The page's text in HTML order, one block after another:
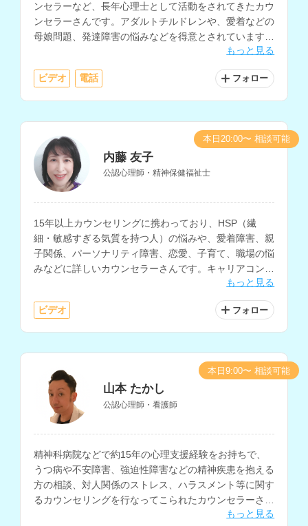
ンセラーなど、長年心理士として活動をされてきたカウ
ンセラーさんです。アダルトチルドレンや、愛着などの
母娘問題、発達障害の悩みなどを得意とされています。
講師経験もお持ちで心理学についての知識も深く、様々
もっと見る
ビデオ 電話 フォロー
内藤 友子
公認心理師・精神保健福祉士
15年以上カウンセリングに携わっており、HSP（繊
細・敏感すぎる気質を持つ人）の悩みや、愛着障害、親
子関係、パーソナリティ障害、恋愛、子育て、職場の悩
みなどに詳しいカウンセラーさんです。キャリアコンサ
ルタントの指導者資格もお持ちで、職場における人間関
係の悩みや、キャリアに関する相談をお持ちの方にもお
すすめです。
もっと見る
ビデオ フォロー
本日20:00〜 相談可能
山本 たかし
公認心理師・看護師
精神科病院などで約15年の心理支援経験をお持ちで、
うつ病や不安障害、強迫性障害などの精神疾患を抱える
方の相談、対人関係のストレス、ハラスメント等に関す
るカウンセリングを行なってこられたカウンセラーさん
もっと見る
本日9:00〜 相談可能